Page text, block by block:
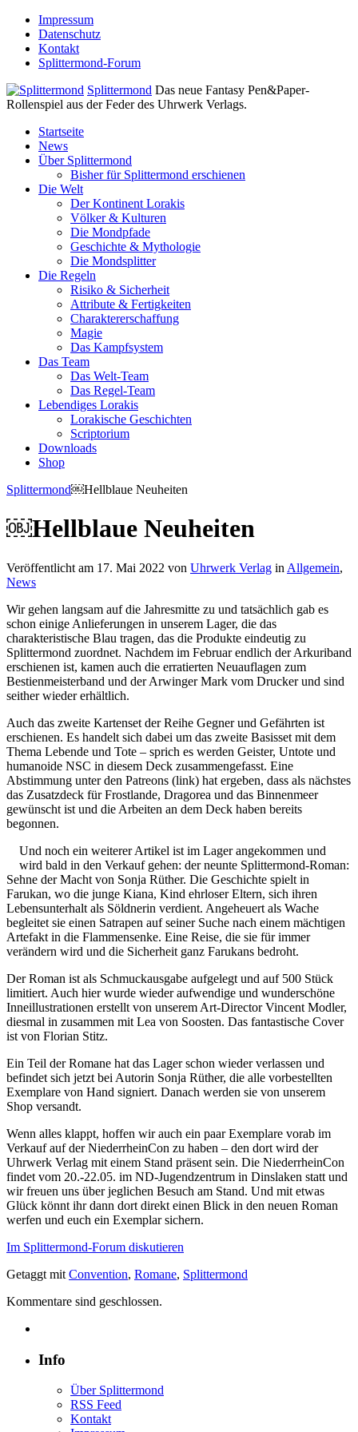
Impressum
Datenschutz
Kontakt
Splittermond-Forum
Splittermond Das neue Fantasy Pen&Paper-
Rollenspiel aus der Feder des Uhrwerk Verlags.
Startseite
News
Über Splittermond
Bisher für Splittermond erschienen
Die Welt
Der Kontinent Lorakis
Völker & Kulturen
Die Mondpfade
Geschichte & Mythologie
Die Mondsplitter
Die Regeln
Risiko & Sicherheit
Attribute & Fertigkeiten
Charaktererschaffung
Magie
Das Kampfsystem
Das Team
Das Welt-Team
Das Regel-Team
Lebendiges Lorakis
Lorakische Geschichten
Scriptorium
Downloads
Shop
Splittermond￼Hellblaue Neuheiten
￼Hellblaue Neuheiten
Veröffentlicht am 17. Mai 2022 von Uhrwerk Verlag in Allgemein,
News
Wir gehen langsam auf die Jahresmitte zu und tatsächlich gab es
schon einige Anlieferungen in unserem Lager, die das
charakteristische Blau tragen, das die Produkte eindeutig zu
Splittermond zuordnet. Nachdem im Februar endlich der Arkuriband
erschienen ist, kamen auch die erratierten Neuauflagen zum
Bestienmeisterband und der Arwinger Mark vom Drucker und sind
seither wieder erhältlich.
Auch das zweite Kartenset der Reihe Gegner und Gefährten ist
erschienen. Es handelt sich dabei um das zweite Basisset mit dem
Thema Lebende und Tote – sprich es werden Geister, Untote und
humanoide NSC in diesem Deck zusammengefasst. Eine
Abstimmung unter den Patreons (link) hat ergeben, dass als nächstes
das Zusatzdeck für Frostlande, Dragorea und das Binnenmeer
gewünscht ist und die Arbeiten an dem Deck haben bereits
begonnen.
Und noch ein weiterer Artikel ist im Lager angekommen und
wird bald in den Verkauf gehen: der neunte Splittermond-Roman:
Sehne der Macht von Sonja Rüther. Die Geschichte spielt in
Farukan, wo die junge Kiana, Kind ehrloser Eltern, sich ihren
Lebensunterhalt als Söldnerin verdient. Angeheuert als Wache
begleitet sie einen Satrapen auf seiner Suche nach einem mächtigen
Artefakt in die Flammensenke. Eine Reise, die sie für immer
verändern wird und die Sicherheit ganz Farukans bedroht.
Der Roman ist als Schmuckausgabe aufgelegt und auf 500 Stück
limitiert. Auch hier wurde wieder aufwendige und wunderschöne
Inneillustrationen erstellt von unserem Art-Director Vincent Modler,
diesmal in zusammen mit Lea von Soosten. Das fantastische Cover
ist von Florian Stitz.
Ein Teil der Romane hat das Lager schon wieder verlassen und
befindet sich jetzt bei Autorin Sonja Rüther, die alle vorbestellten
Exemplare von Hand signiert. Danach werden sie von unserem
Shop versandt.
Wenn alles klappt, hoffen wir auch ein paar Exemplare vorab im
Verkauf auf der NiederrheinCon zu haben – den dort wird der
Uhrwerk Verlag mit einem Stand präsent sein. Die NiederrheinCon
findet vom 20.-22.05. im ND-Jugendzentrum in Dinslaken statt und
wir freuen uns über jeglichen Besuch am Stand. Und mit etwas
Glück könnt ihr dann dort direkt einen Blick in den neuen Roman
werfen und euch ein Exemplar sichern.
Im Splittermond-Forum diskutieren
Getaggt mit Convention, Romane, Splittermond
Kommentare sind geschlossen.
Info
Über Splittermond
RSS Feed
Kontakt